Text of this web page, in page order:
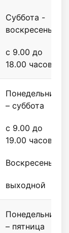
Суббота -
воскресенье
с 9.00 до
18.00 часов
Понедельник
– суббота
с 9.00 до
19.00 часов
Воскресенье
выходной
Понедельник
– пятница